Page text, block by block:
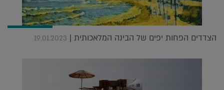
הצדדים הפחות יפים של הבינה המלאכותית | 19.01.2023